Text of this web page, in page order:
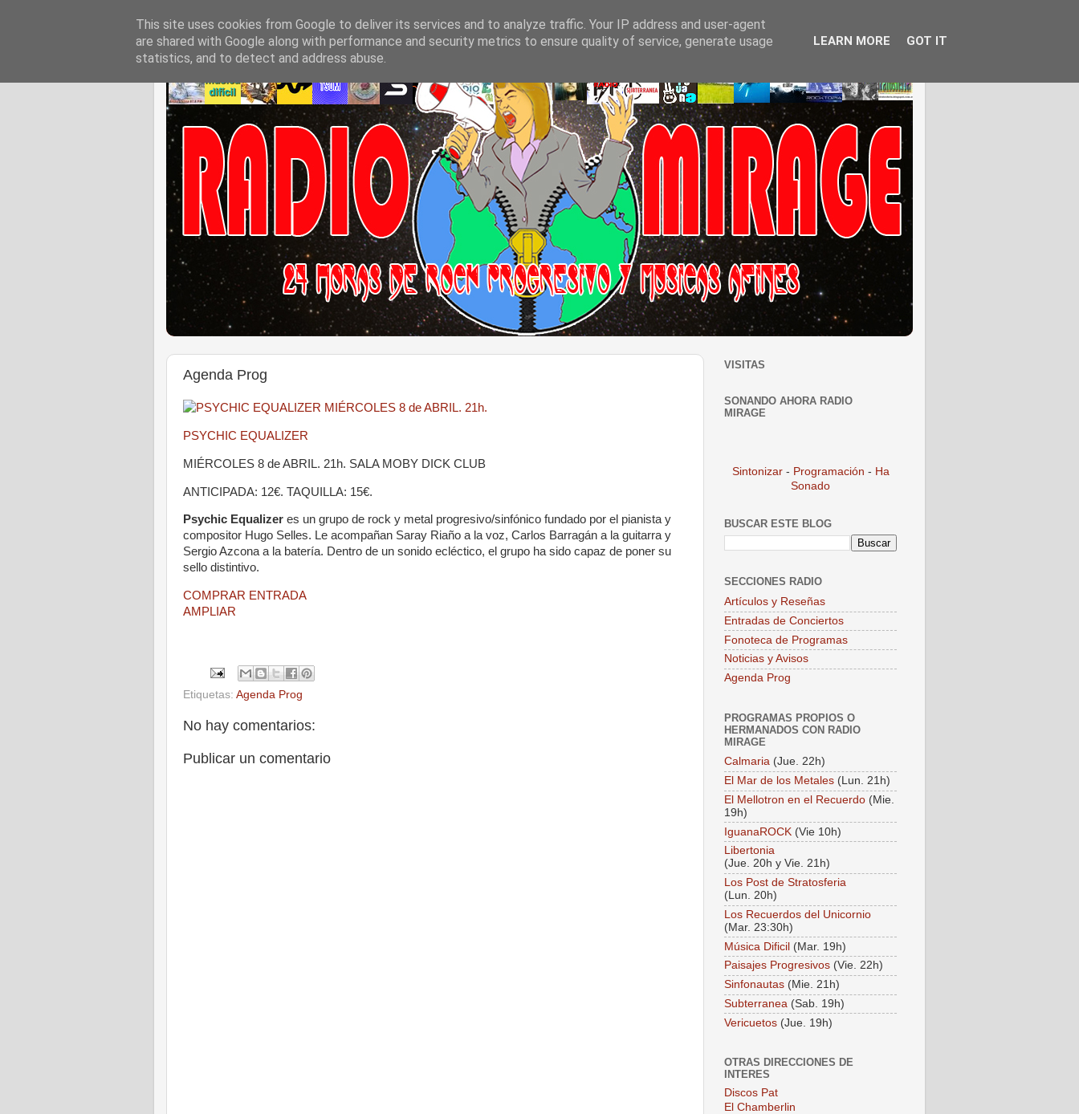
Agenda Prog
PSYCHIC EQUALIZER
MIÉRCOLES 8 de ABRIL. 21h. SALA MOBY DICK CLUB
ANTICIPADA: 12€. TAQUILLA: 15€.
Psychic Equalizer es un grupo de rock y metal progresivo/sinfónico fundado por el pianista y
compositor Hugo Selles. Le acompañan Saray Riaño a la voz, Carlos Barragán a la guitarra y
Sergio Azcona a la batería. Dentro de un sonido ecléctico, el grupo ha sido capaz de poner su
sello distintivo.
COMPRAR ENTRADA
AMPLIAR
Etiquetas: Agenda Prog
No hay comentarios:
Publicar un comentario
VISITAS
SONANDO AHORA RADIO
MIRAGE
Sintonizar - Programación - Ha
Sonado
BUSCAR ESTE BLOG
SECCIONES RADIO
Artículos y Reseñas
Entradas de Conciertos
Fonoteca de Programas
Noticias y Avisos
Agenda Prog
PROGRAMAS PROPIOS O
HERMANADOS CON RADIO
MIRAGE
Calmaria (Jue. 22h)
El Mar de los Metales (Lun. 21h)
El Mellotron en el Recuerdo (Mie.
19h)
IguanaROCK (Vie 10h)
Libertonia
(Jue. 20h y Vie. 21h)
Los Post de Stratosferia
(Lun. 20h)
Los Recuerdos del Unicornio
(Mar. 23:30h)
Música Dificil (Mar. 19h)
Paisajes Progresivos (Vie. 22h)
Sinfonautas (Mie. 21h)
Subterranea (Sab. 19h)
Vericuetos (Jue. 19h)
OTRAS DIRECCIONES DE
INTERES
Discos Pat
El Chamberlin
This site uses cookies from Google to deliver its services and to analyze traffic. Your IP address and user-agent
are shared with Google along with performance and security metrics to ensure quality of service, generate usage
statistics, and to detect and address abuse.
LEARN MORE GOT IT